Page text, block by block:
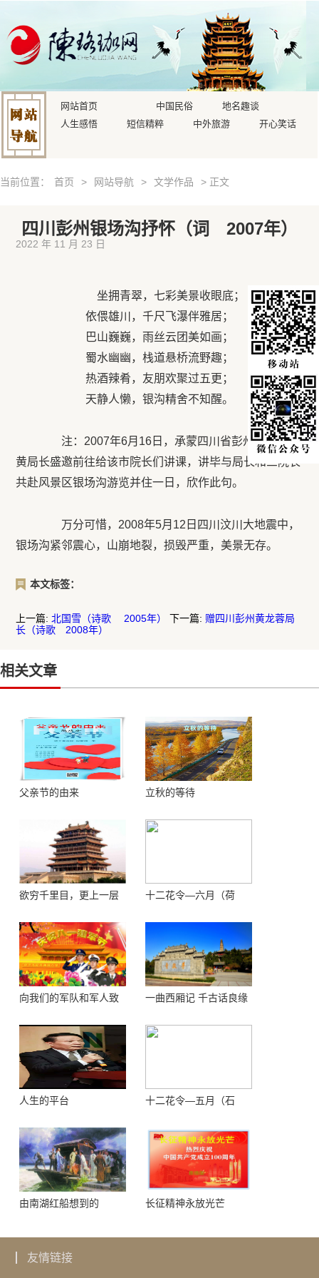
网站首页 中国民俗
地名趣谈
人生感悟
短信精粹 中外旅游 开心笑话
当前位置： 首页 > 网站导航 > 文学作品 > 正文
四川彭州银场沟抒怀（词 2007年）
2022 年 11 月 23 日
坐拥青翠，七彩美景收眼底；
依偎雄川，千尺飞瀑伴雅居；
巴山巍巍，雨丝云团美如画；
蜀水幽幽，栈道悬桥流野趣；
热酒辣肴，友朋欢聚过五更；
天静人懒，银沟精舍不知醒。
注：2007年6月16日，承蒙四川省彭州市卫生局
黄局长盛邀前往给该市院长们讲课，讲毕与局长和三院长
共赴风景区银场沟游览并住一日，欣作此句。
万分可惜，2008年5月12日四川汶川大地震中，
银场沟紧邻震心，山崩地裂，损毁严重，美景无存。
本文标签：
上一篇:北国雪（诗歌 2005年） 下一篇: 赠四川彭州黄龙蓉局
长（诗歌 2008年）
相关文章
父亲节的由来 立秋的等待
欲穷千里目，更上一层
十二花令—六月（荷
向我们的军队和军人致
一曲西厢记 千古话良缘
人生的平台
十二花令—五月（石
由南湖红船想到的 长征精神永放光芒
友情链接